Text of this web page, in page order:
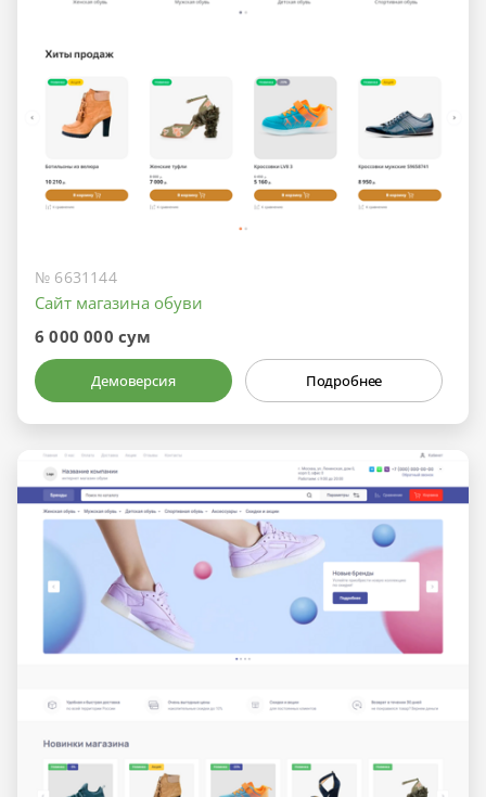
№ 6631144
Сайт магазина обуви
6 000 000 сум
Демоверсия Подробнее